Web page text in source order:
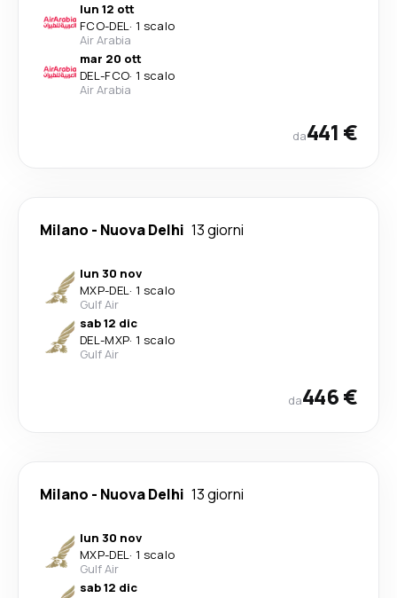
lun 12 ott
FCO-DEL· 1 scalo
Air Arabia
mar 20 ott
DEL-FCO· 1 scalo
Air Arabia
da441 €
Milano - Nuova Delhi 13 giorni
lun 30 nov
MXP-DEL· 1 scalo
Gulf Air
sab 12 dic
DEL-MXP· 1 scalo
Gulf Air
da446 €
Milano - Nuova Delhi 13 giorni
lun 30 nov
MXP-DEL· 1 scalo
Gulf Air
sab 12 dic